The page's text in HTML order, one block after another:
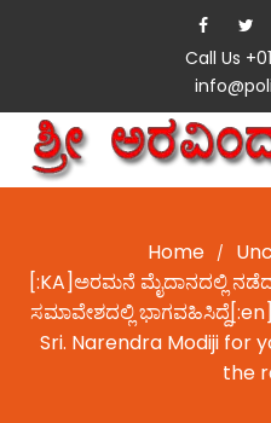
Call Us
Home /
[:KA]ಅರಮನೆ ಮೈದಾನದಲ್ಲಿ
ಸಮಾವೇಶದಲ್ಲಿ
Sri. Narendra Modiji for
the